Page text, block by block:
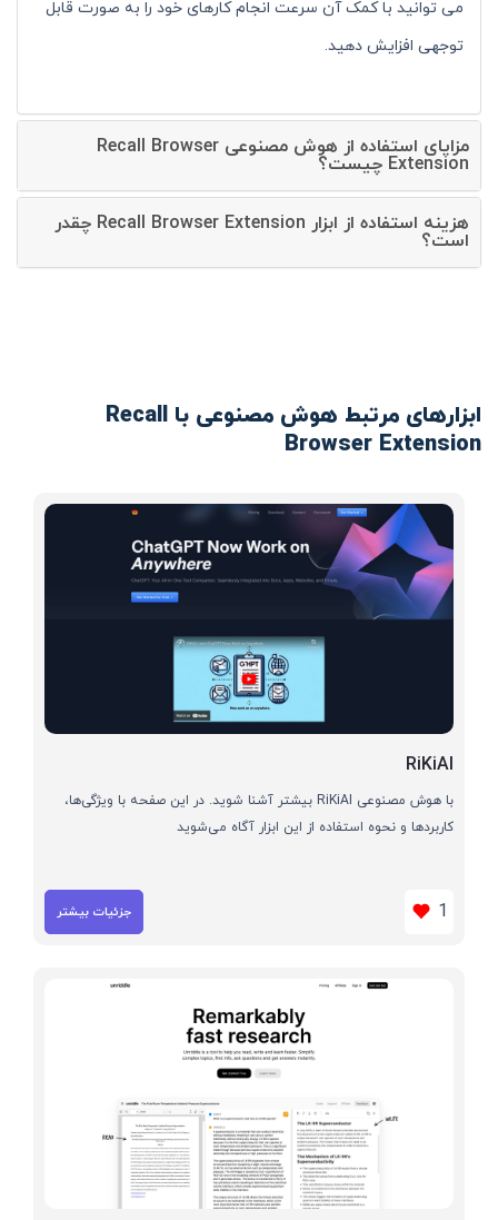
می توانید با کمک آن سرعت انجام کارهای خود را به صورت قابل
توجهی افزایش دهید.
مزایای استفاده از هوش مصنوعی Recall Browser
Extension چیست؟
هزینه استفاده از ابزار Recall Browser Extension چقدر
است؟
ابزارهای مرتبط هوش مصنوعی با Recall
Browser Extension
RiKiAI
با هوش مصنوعی RiKiAI بیشتر آشنا شوید. در این صفحه با ویژگی‌ها،
کاربردها و نحوه استفاده از این ابزار آگاه می‌شوید
1 جزئیات بیشتر